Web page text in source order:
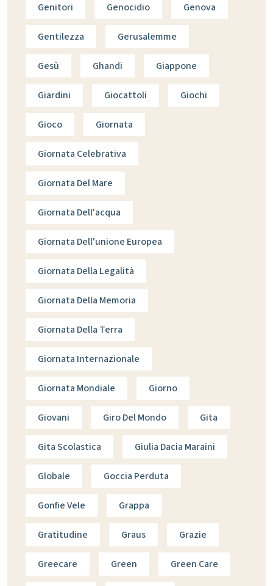
Genitori Genocidio Genova
Gentilezza Gerusalemme
Gesù Ghandi Giappone
Giardini Giocattoli Giochi
Gioco Giornata
Giornata Celebrativa
Giornata Del Mare
Giornata Dell'acqua
Giornata Dell'unione Europea
Giornata Della Legalità
Giornata Della Memoria
Giornata Della Terra
Giornata Internazionale
Giornata Mondiale Giorno
Giovani Giro Del Mondo Gita
Gita Scolastica Giulia Dacia Maraini
Globale Goccia Perduta
Gonfie Vele Grappa
Gratitudine Graus Grazie
Greecare Green Green Care